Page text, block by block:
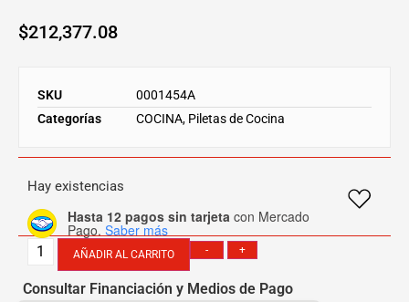
$212,377.08
SKU
0001454A
Categorías
COCINA, Piletas de Cocina
Hay existencias
Hasta 12 pagos sin tarjeta con Mercado
Pago. Saber más
- +
AÑADIR AL CARRITO
Consultar Financiación y Medios de Pago